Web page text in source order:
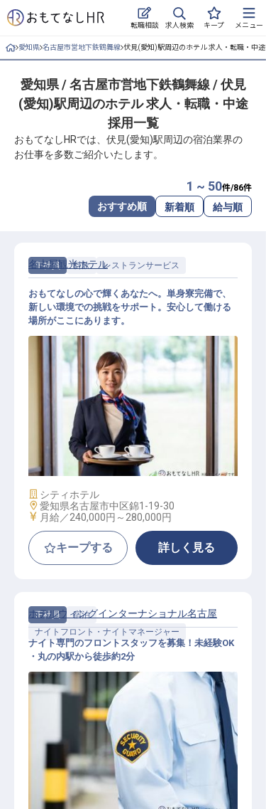
転職相談 求人検索 キープ メニュー
ログイン
求人・施設を探す
キープした求人
就職・転職 合同説明会
ご利用の流れ
ホテル・宿泊業界情報コラム
無料 転職サポートに申し込む
採用をお考えの企業様へ
愛知県 名古屋市営地下鉄鶴舞線 伏見(愛知)駅周辺のホテル 求人・転職・中途
愛知県 / 名古屋市営地下鉄鶴舞線 / 伏見
(愛知)駅周辺のホテル 求人・転職・中途
採用一覧
おもてなしHRでは、伏見(愛知)駅周辺の宿泊業界の
お仕事を多数ご紹介いたします。
1 ~ 50件/86件
おすすめ順 新着順 給与順
正社員 料飲 レストランサービス
サービススタッフ
名古屋観光ホテル
おもてなしの心で輝くあなたへ。単身寮完備で、
新しい環境での挑戦をサポート。安心して働ける
場所がここにあります。
施設業態
シティホテル
勤務地
愛知県名古屋市中区錦1-19-30
給与
月給／240,000円～ 280,000円
キープする 詳しく見る
正社員
宿泊
ナイトフロント・ナイトマネージャー
ナイトフロント・ナイトマネージャ
ー / 正社員
ホテルウィングインターナショナル名古屋
ナイト専門のフロントスタッフを募集！未経験OK
・丸の内駅から徒歩約2分